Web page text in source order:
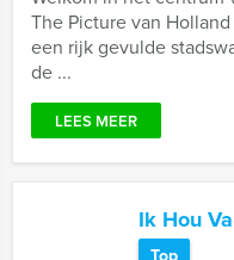
The Picture van
een rijk gevulde
de ...
LEES MEER
Ik Hou
Top